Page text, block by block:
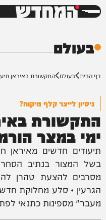
המחדש
בעולם
דף הבית בעולם התקשורת באיראן
ניסיון לייצר קלף מיקוח?
התקשורת
ימי במצר
תיעודים חדשים מאיראן
בשל המצור בנתיב
מסרבים להצעת טהרן
הגרעין • סלע מחלוקת
מעבר" מספינות כתנאי